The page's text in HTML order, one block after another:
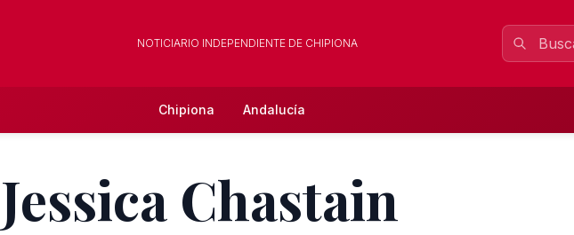
NOTICIARIO INDEPENDIENTE DE CHIPIONA
Chipiona Andalucía
Chastain